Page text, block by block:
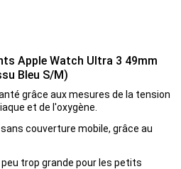
Apple Watch Ultra 3 49mm
Bleu S/M)
grâce aux mesures de la tension
et de l'oxygène.
couverture mobile, grâce au
trop grande pour les petits